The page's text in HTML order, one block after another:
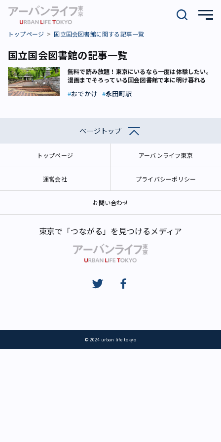
トップページ 国立国会図書館に関する記事一覧
国立国会図書館の記事一覧
無料で読み放題！東京にいるなら一度は体験したい。
漫画までそろっている国会図書館で本に明け暮れる
おでかけ 永田町駅
ページトップ
トップページ アーバンライフ東京
運営会社 プライバシーポリシー
お問い合わせ
東京で「つながる」を見つけるメディア
© 2024 urban life tokyo